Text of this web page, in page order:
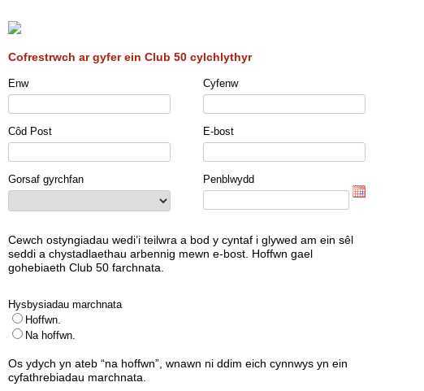
Cofrestrwch ar gyfer ein Club 50 cylchlythyr
Enw Cyfenw
Côd Post E-bost
Gorsaf gyrchfan Penblwydd
Cewch ostyngiadau wedi’i teilwra a bod y cyntaf i glywed am ein sêl
seddi a chystadlaethau arbennig mewn e-bost. Hoffwn gael
gohebiaeth Club 50 farchnata.
Hysbysiadau marchnata
Hoffwn.
Na hoffwn.
Os ydych yn ateb “na hoffwn”, wnawn ni ddim eich cynnwys yn ein
cyfathrebiadau marchnata.